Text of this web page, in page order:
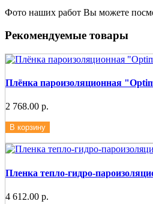
Фото наших работ Вы можете
Рекомендуемые товары
Плёнка пароизоляционная
2 768.00 р.
В корзину
Пленка тепло-гидро-
4 612.00 р.